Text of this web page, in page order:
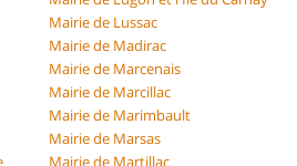
Mairie de Lussac
Mairie de Madirac
Mairie de Marcenais
Mairie de Marcillac
Mairie de Marimbault
Mairie de Marsas